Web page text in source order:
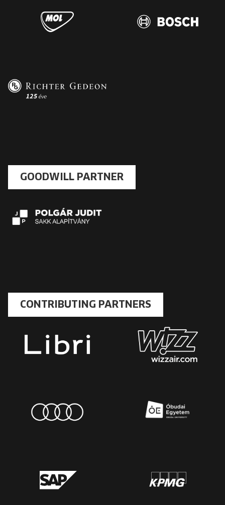
GOODWILL PARTNER
CONTRIBUTING PARTNERS